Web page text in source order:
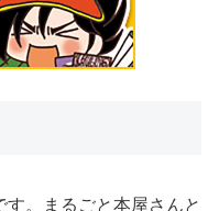
。まるごと本屋さんと